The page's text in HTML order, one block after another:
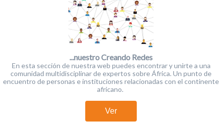
...nuestro Creando Redes
En esta sección de nuestra web puedes encontrar y unirte a una
comunidad multidisciplinar de expertos sobre África. Un punto de
encuentro de personas e instituciones relacionadas con el continente
africano.
Ver